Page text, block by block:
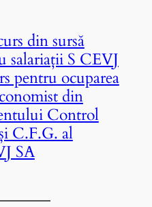
din sursă
salariații S CEVJ
pentru ocuparea
din
Control
C.F.G. al
SA